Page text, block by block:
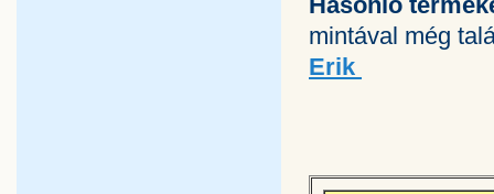
mintával még
Erik